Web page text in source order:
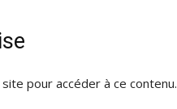
pour accéder à ce contenu.